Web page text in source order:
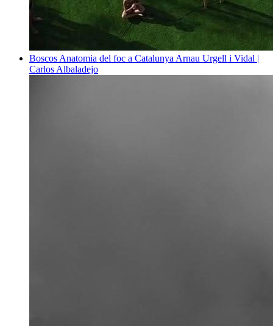
Boscos Anatomia del foc a Catalunya Arnau Urgell i Vidal |
Carlos Albaladejo